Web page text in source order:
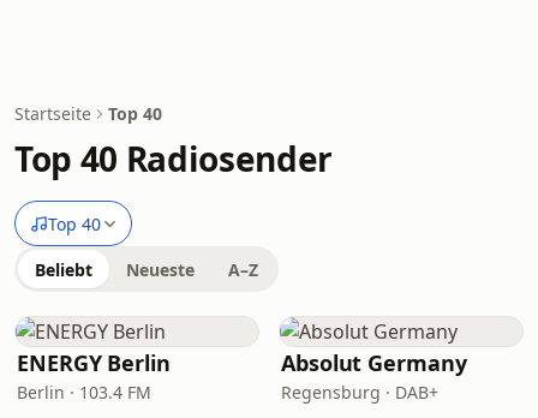
Startseite Top 40
Top 40 Radiosender
Top 40
Beliebt Neueste A–Z
ENERGY Berlin
Berlin · 103.4 FM
Absolut Germany
Regensburg · DAB+